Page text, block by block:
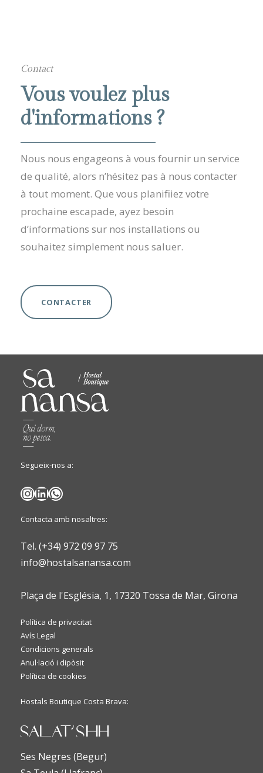
Contact
Vous voulez plus
d'informations ?
Nous nous engageons à vous fournir un service
de qualité, alors n’hésitez pas à nous contacter
à tout moment. Que vous planifiiez votre
prochaine escapade, ayez besoin
d’informations sur nos installations ou
souhaitez simplement nous saluer.
CONTACTER
Segueix-nos a:
InstagramLinkedIn WhatsApp
Contacta amb nosaltres:
Tel. (+34) 972 09 97 75
info@hostalsanansa.com
Plaça de l'Església, 1, 17320 Tossa de Mar, Girona
Política de privacitat
Avís Legal
Condicions generals
Anul·lació i dipòsit
Política de cookies
Hostals Boutique Costa Brava:
Ses Negres (Begur)